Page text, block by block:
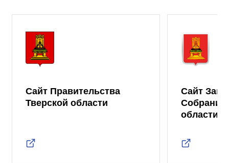
Сайт Правительства
Тверской области
Сайт
Собрания
области